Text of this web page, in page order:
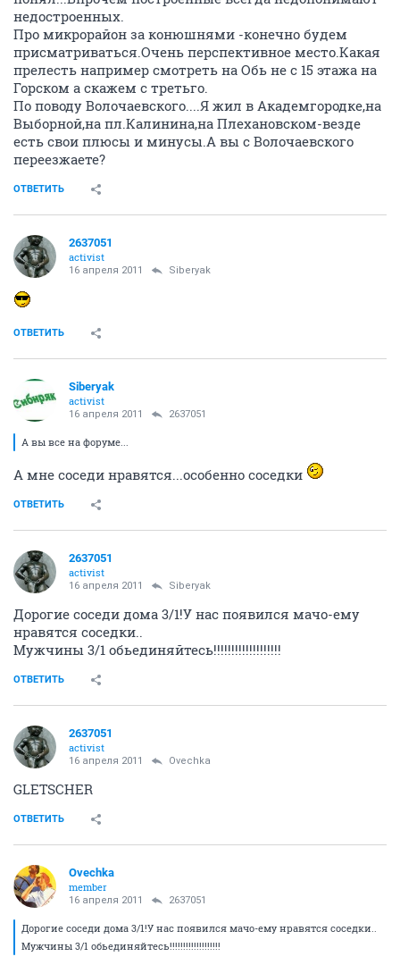
недостроенных.
Про микрорайон за конюшнями -конечно будем
присматриваться.Очень перспективное место.Какая
прелесть например смотреть на Обь не с 15 этажа на
Горском а скажем с третьго.
По поводу Волочаевского....Я жил в Академгородке,на
Выборной,на пл.Калинина,на Плехановском-везде
есть свои плюсы и минусы.А вы с Волочаевского
переезжаете?
ОТВЕТИТЬ
2637051
activist
16 апреля 2011 Siberyak
ОТВЕТИТЬ
Siberyak
activist
16 апреля 2011 2637051
А вы все на форуме...
А мне соседи нравятся...особенно соседки
ОТВЕТИТЬ
2637051
activist
16 апреля 2011 Siberyak
Дорогие соседи дома 3/1!У нас появился мачо-ему
нравятся соседки..
Мужчины 3/1 обьединяйтесь!!!!!!!!!!!!!!!!!!!
ОТВЕТИТЬ
2637051
activist
16 апреля 2011 Ovechka
GLETSCHER
ОТВЕТИТЬ
Ovechka
member
16 апреля 2011 2637051
Дорогие соседи дома 3/1!У нас появился мачо-ему нравятся соседки..
Мужчины 3/1 обьединяйтесь!!!!!!!!!!!!!!!!!!!